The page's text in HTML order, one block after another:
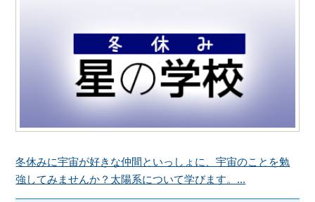
冬休みに宇宙が好きな仲間といっしょに、宇宙のことを勉
強してみませんか？太陽系について学びます。...